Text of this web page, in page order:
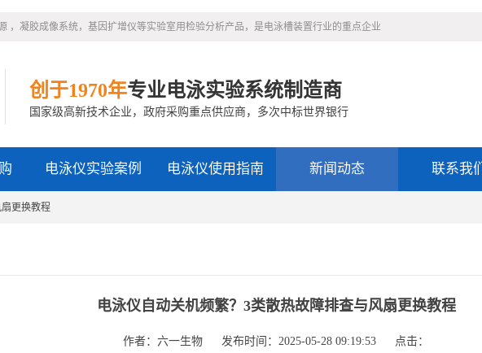
凝胶成像系统，基因扩增仪等实验室用检验分析产品，是电泳槽装置行业的重点企业
创于1970年专业电泳实验系统制造商
国家级高新技术企业，政府采购重点供应商，多次中标世界银行
电泳仪实验案例 电泳仪使用指南 新闻动态 联系我们
更换教程
电泳仪自动关机频繁？3类散热故障排查与风扇更换教程
作者：六一生物 发布时间：2025-05-28 09:19:53 点击：